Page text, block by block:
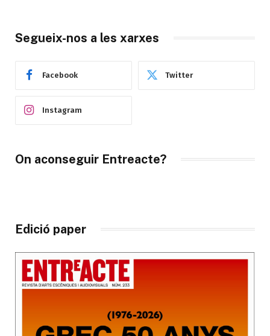
Segueix-nos a les xarxes
Facebook Twitter
Instagram
On aconseguir Entreacte?
Edició paper